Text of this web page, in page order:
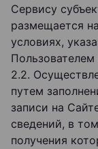
Сервису
размещается
условиях,
2.2.
путем
записи на
сведений, в
получения